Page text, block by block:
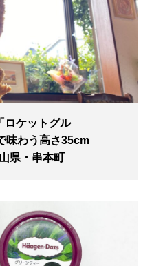
ロケットグル
味わう高さ35cm
県・串本町